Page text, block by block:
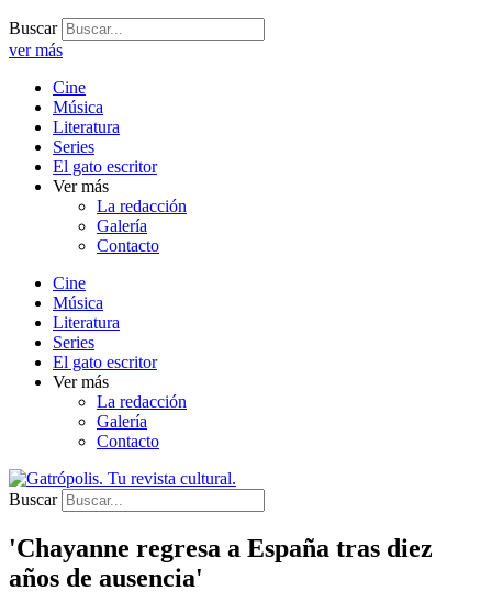
Buscar
ver más
Cine
Música
Literatura
Series
El gato escritor
Ver más
La redacción
Galería
Contacto
Cine
Música
Literatura
Series
El gato escritor
Ver más
La redacción
Galería
Contacto
Buscar
'Chayanne regresa a España tras diez
años de ausencia'